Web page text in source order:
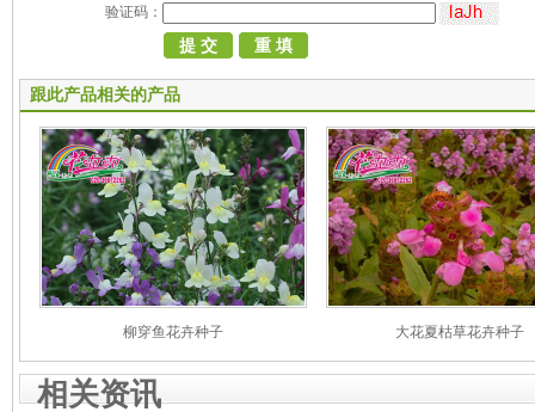
验证码：
跟此产品相关的产品
柳穿鱼花卉种子 大花夏枯草花卉种子
相关资讯